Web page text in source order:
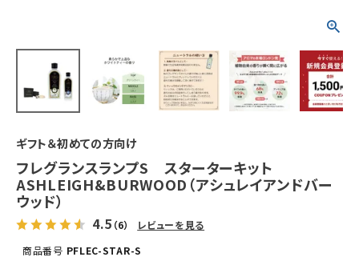
ギフト＆初めての方向け
フレグランスランプS スターターキット
ASHLEIGH&BURWOOD（アシュレイアンドバー
ウッド）
4.5 （6）
レビューを見る
商品番号 PFLEC-STAR-S